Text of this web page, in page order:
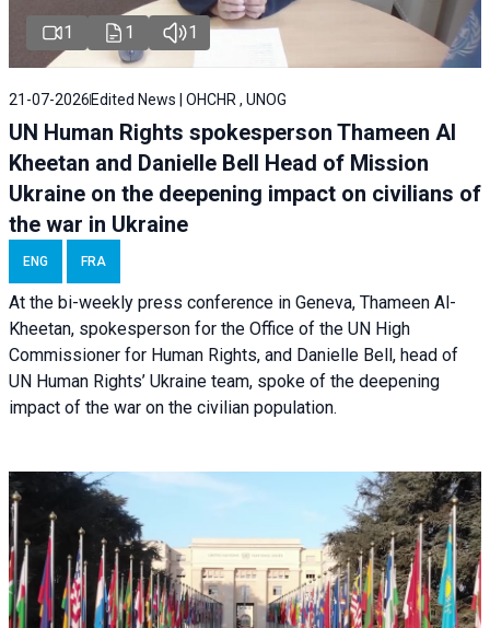
1 1 1
21-07-2026 Edited News | OHCHR , UNOG
UN Human Rights spokesperson Thameen Al
Kheetan and Danielle Bell Head of Mission
Ukraine on the deepening impact on civilians of
the war in Ukraine
ENG FRA
At the bi-weekly press conference in Geneva, Thameen Al-
Kheetan, spokesperson for the Office of the UN High
Commissioner for Human Rights, and Danielle Bell, head of
UN Human Rights’ Ukraine team, spoke of the deepening
impact of the war on the civilian population.